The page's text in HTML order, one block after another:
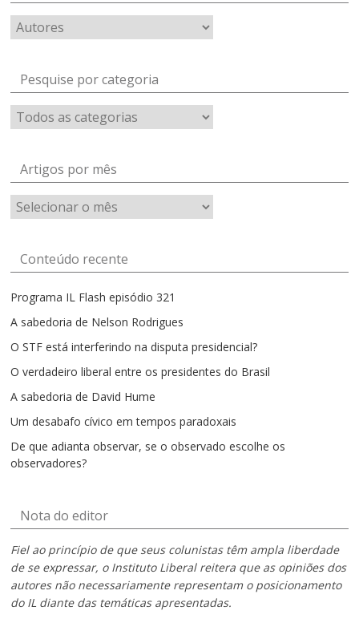
Pesquise por categoria
Artigos por mês
Artigos
por
Conteúdo recente
Programa IL Flash episódio 321
A sabedoria de Nelson Rodrigues
O STF está interferindo na disputa presidencial?
O verdadeiro liberal entre os presidentes do Brasil
A sabedoria de David Hume
Um desabafo cívico em tempos paradoxais
De que adianta observar, se o observado escolhe os
observadores?
Nota do editor
Fiel ao princípio de que seus colunistas têm ampla liberdade
de se expressar, o Instituto Liberal reitera que as opiniões dos
autores não necessariamente representam o posicionamento
do IL diante das temáticas apresentadas.